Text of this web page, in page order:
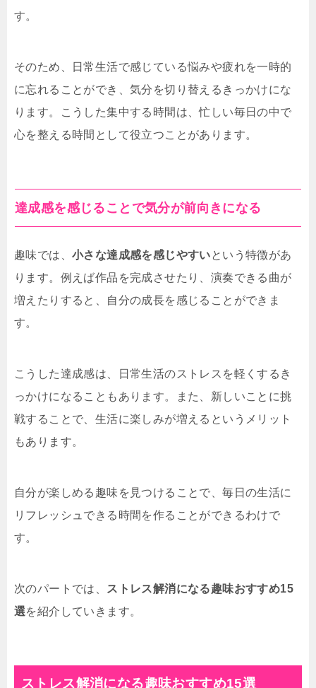
す。
そのため、日常生活で感じている悩みや疲れを一時的
に忘れることができ、気分を切り替えるきっかけにな
ります。こうした集中する時間は、忙しい毎日の中で
心を整える時間として役立つことがあります。
達成感を感じることで気分が前向きになる
趣味では、 小さな達成感を感じやすいという特徴があ
ります。例えば作品を完成させたり、演奏できる曲が
増えたりすると、自分の成長を感じることができま
す。
こうした達成感は、日常生活のストレスを軽くするき
っかけになることもあります。また、新しいことに挑
戦することで、生活に楽しみが増えるというメリット
もあります。
自分が楽しめる趣味を見つけることで、毎日の生活に
リフレッシュできる時間を作ることができるわけで
す。
次のパートでは、
ストレス解消になる趣味おすすめ15
選を紹介していきます。
ストレス解消になる趣味おすすめ15選